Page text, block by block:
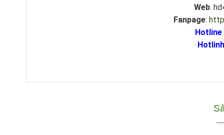
Web:
Fanpage:
Hotline